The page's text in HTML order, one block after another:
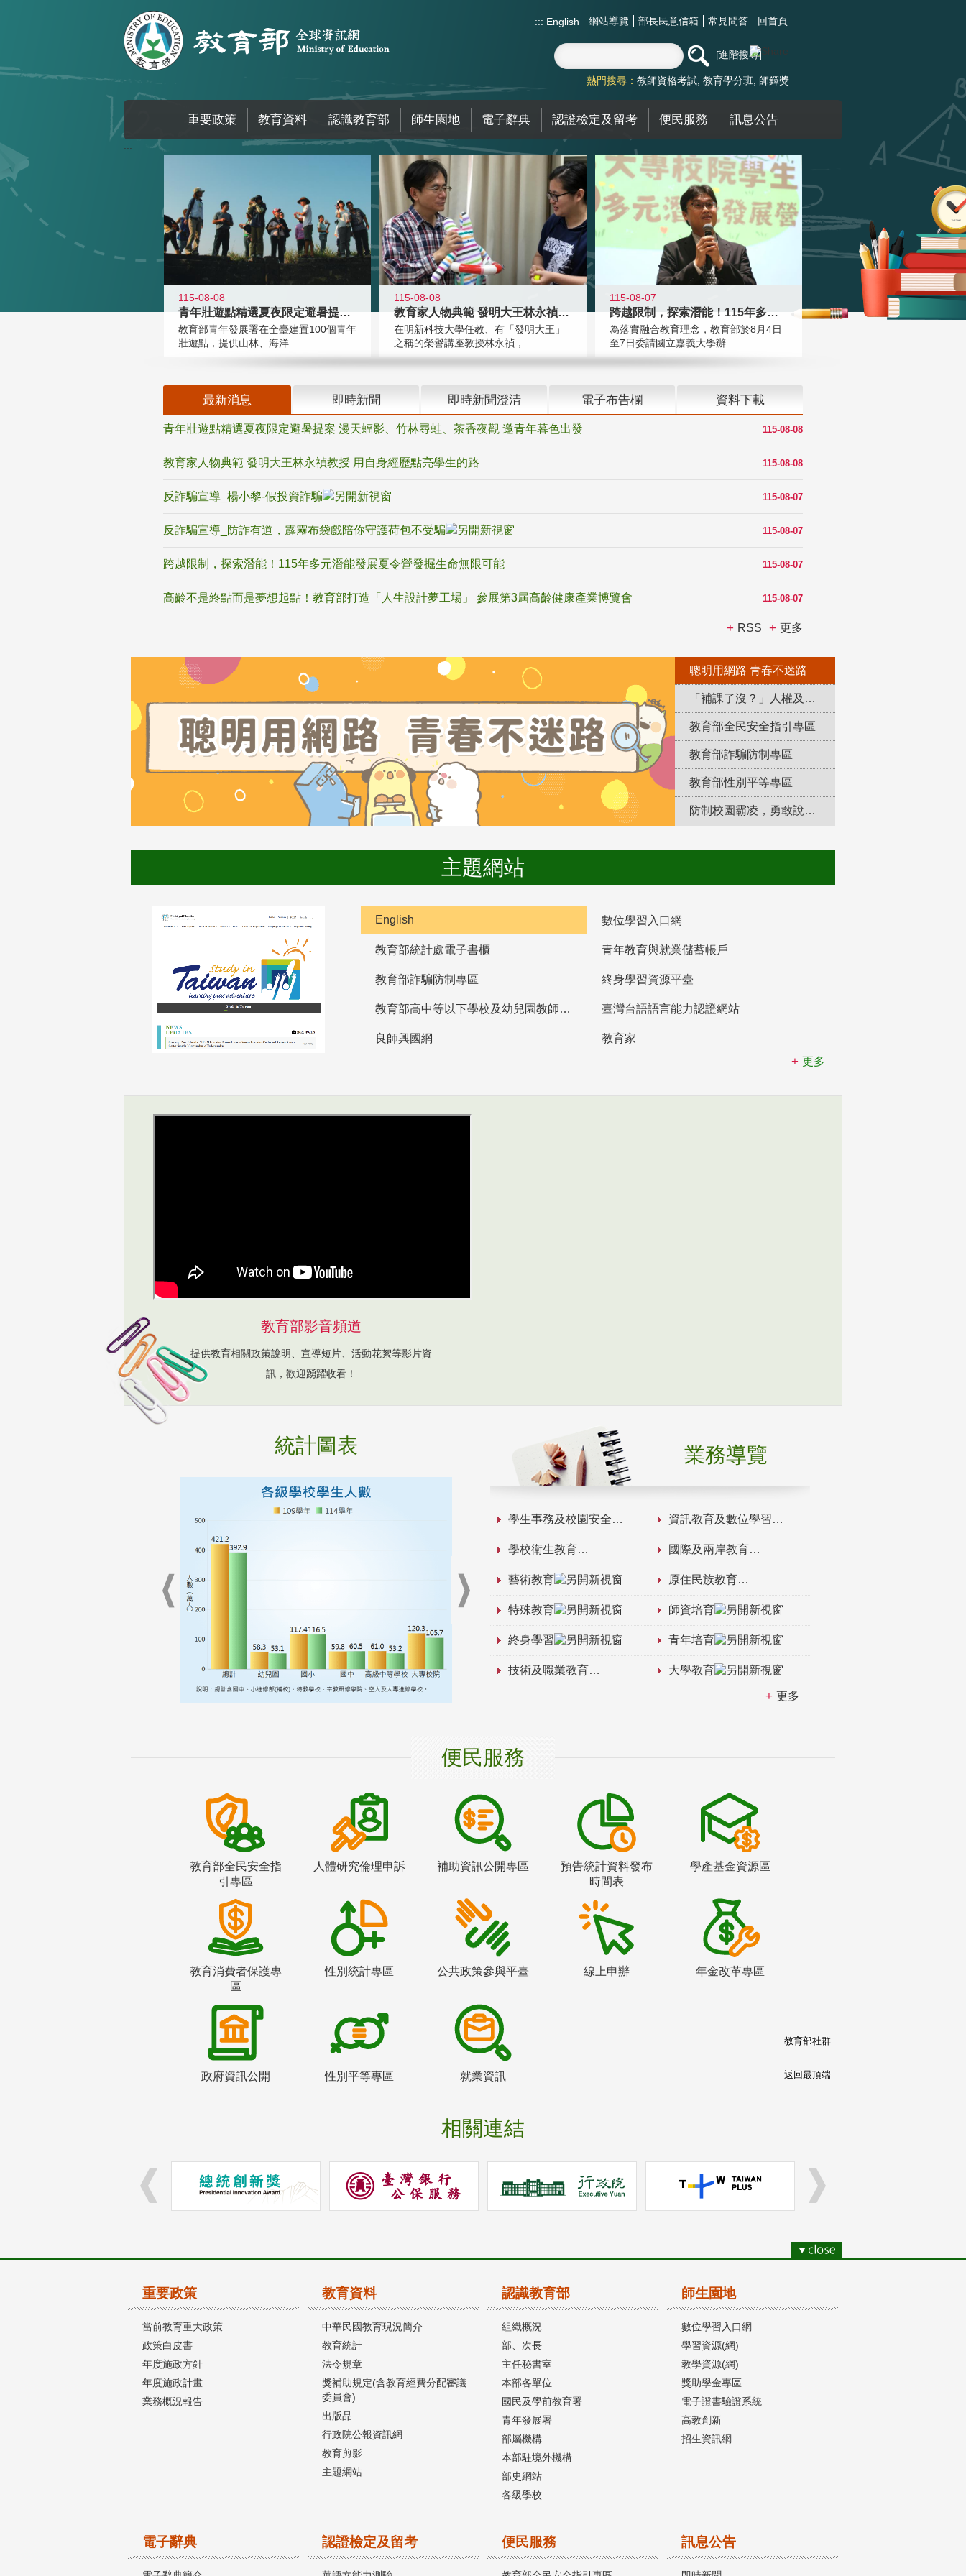
::: English 網站導覽 部長民意信箱 常見問答 回首頁
進階搜尋
熱門搜尋： 教師資格考試 教育學分班 師鐸獎
重要政策 教育資料 認識教育部 師生園地 電子辭典 認證檢定及留考 便民服務 訊息公告
:::
115-08-08
青年壯遊點精選夏夜限定避暑提案 漫
教育部青年發展署在全臺建置100個青年
壯遊點，提供山林、海洋...
115-08-08
教育家人物典範 發明大王林永禎教授
在明新科技大學任教、有「發明大王」
之稱的榮譽講座教授林永禎，...
115-08-07
跨越限制，探索潛能！115年多元潛
為落實融合教育理念，教育部於8月4日
至7日委請國立嘉義大學辦...
最新消息 即時新聞 即時新聞澄清 電子布告欄 資料下載
115-08-08
青年壯遊點精選夏夜限定避暑提案 漫天蝠影、竹林尋蛙、茶香夜觀 邀青年暮色出發
115-08-08
教育家人物典範 發明大王林永禎教授 用自身經歷點亮學生的路
115-08-07
反詐騙宣導_楊小黎-假投資詐騙
115-08-07
反詐騙宣導_防詐有道，霹靂布袋戲陪你守護荷包不受騙
115-08-07
跨越限制，探索潛能！115年多元潛能發展夏令營發掘生命無限可能
115-08-07
高齡不是終點而是夢想起點！教育部打造「人生設計夢工場」 參展第3屆高齡健康產業博覽會
RSS 更多
聰明用網路 青春不迷路
「補課了沒？」人權及轉型正義教育專區
教育部全民安全指引專區
教育部詐騙防制專區
教育部性別平等專區
防制校園霸凌，勇敢說出來！
主題網站
English 數位學習入口網
教育部統計處電子書櫃 青年教育與就業儲蓄帳戶
教育部詐騙防制專區 終身學習資源平臺
教育部高中等以下學校及幼兒園教師資格檢定考試 臺灣台語語言能力認證網站
良師興國網
教育家
更多
教育部影音頻道
提供教育相關政策說明、宣導短片、活動花絮等影片資
訊，歡迎踴躍收看！
統計圖表 業務導覽
學生事務及校園安全 資訊教育及數位學習
學校衛生教育 國際及兩岸教育
藝術教育 原住民族教育
特殊教育 師資培育
終身學習 青年培育
技術及職業教育 大學教育
更多
便民服務
教育部全民安全指
引專區
人體研究倫理申訴 補助資訊公開專區
預告統計資料發布
時間表
學產基金資源區
教育消費者保護專
區
性別統計專區 公共政策參與平臺 線上申辦 年金改革專區
政府資訊公開 性別平等專區 就業資訊
相關連結
教育部社群
返回最頂端
重要政策
當前教育重大政策
政策白皮書
年度施政方針
年度施政計畫
業務概況報告
教育資料
中華民國教育現況簡介
教育統計
法令規章
獎補助規定(含教育經費分配審議
委員會)
出版品
行政院公報資訊網
教育剪影
主題網站
認識教育部
組織概況
部、次長
主任秘書室
本部各單位
國民及學前教育署
青年發展署
部屬機構
本部駐境外機構
部史網站
各級學校
師生園地
數位學習入口網
學習資源(網)
教學資源(網)
獎助學金專區
電子證書驗證系統
高教創新
招生資訊網
電子辭典 認證檢定及留考 便民服務 訊息公告